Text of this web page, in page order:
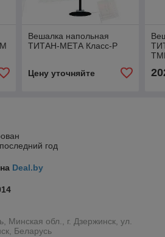
Вешалка напольная
ТИТАН-МЕТА Класс-Р
Цену уточняйте
год
Deal.by
Минская обл., г. Дзержинск, ул.
Беларусь